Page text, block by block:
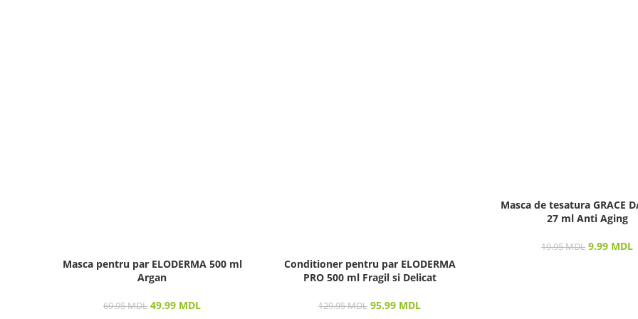
Masca pentru par ELODERMA 500 ml
Argan
69.95MDL 49.99 MDL
Conditioner pentru par ELODERMA
PRO 500 ml Fragil si Delicat
129.95MDL 95.99 MDL
Masca de tesatura GRACE
27 ml Anti Aging
19.95MDL 9.99 MDL